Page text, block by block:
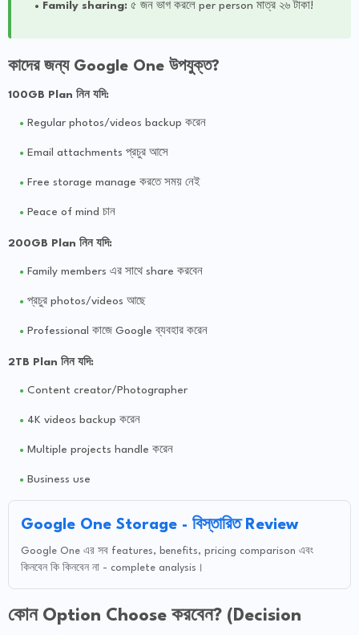
Family sharing: ৫ জন ভাগ করলে per person মাত্র ২৬ টাকা!
কাদের জন্য Google One উপযুক্ত?
100GB Plan নিন যদি:
Regular photos/videos backup করেন
Email attachments প্রচুর আসে
Free storage manage করতে সময় নেই
Peace of mind চান
200GB Plan নিন যদি:
Family members এর সাথে share করবেন
প্রচুর photos/videos আছে
Professional কাজে Google ব্যবহার করেন
2TB Plan নিন যদি:
Content creator/Photographer
4K videos backup করেন
Multiple projects handle করেন
Business use
Google One Storage - বিস্তারিত Review
Google One এর সব features, benefits, pricing comparison এবং
কিনবেন কি কিনবেন না - complete analysis।
কোন Option Choose করবেন? (Decision